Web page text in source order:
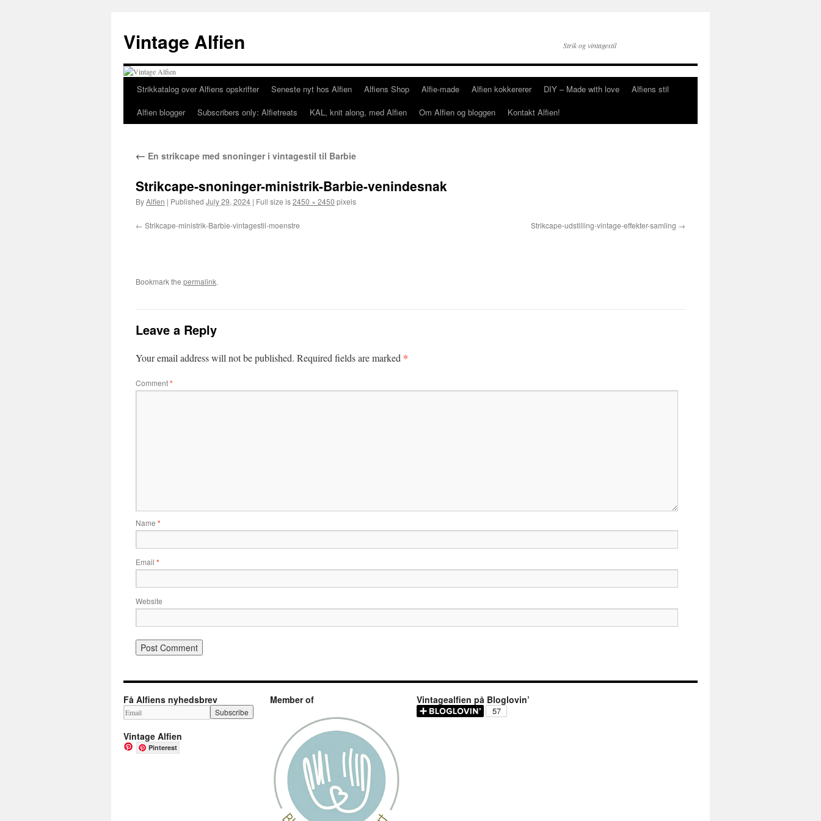
content
Vintage Alfien Strik og vintagestil
Strikkatalog over Alfiens opskrifter Seneste nyt hos Alfien Alfiens Shop Alfie-made Alfien kokkererer DIY – Made with love
Alfiens stil
Alfien blogger
Subscribers only: Alfietreats KAL, knit along, med Alfien Om Alfien og bloggen Kontakt Alfien!
← En strikcape med snoninger i vintagestil til Barbie
Strikcape-snoninger-ministrik-Barbie-venindesnak
ByAlfien | Published July 29, 2024 | Full size is2450 × 2450 pixels
Strikcape-ministrik-Barbie-vintagestil-moenstre Strikcape-udstilling-vintage-effekter-samling
Bookmark the permalink.
Leave a Reply
Your email address will not be published. Required fields are marked *
Comment*
Name *
Email *
Website
Få Alfiens nyhedsbrev
Vintage Alfien
Pinterest
Member of Vintagealfien på Bloglovin’